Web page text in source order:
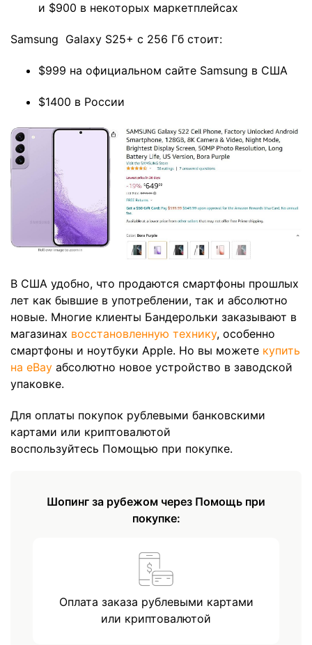
и $900 в некоторых маркетплейсах
Samsung Galaxy S25+ с 256 Гб стоит:
$999 на официальном сайте Samsung в США
$1400 в России
В США удобно, что продаются смартфоны прошлых
лет как бывшие в употреблении, так и абсолютно
новые. Многие клиенты Бандерольки заказывают в
магазинах восстановленную технику, особенно
смартфоны и ноутбуки Apple. Но вы можете купить
на eBay абсолютно новое устройство в заводской
упаковке.
Для оплаты покупок рублевыми банковскими
картами или криптовалютой
воспользуйтесь Помощью при покупке.
Шопинг за рубежом через Помощь при
покупке:
Оплата заказа рублевыми картами
или криптовалютой